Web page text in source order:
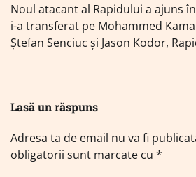
Noul atacant al Rapidului a ajuns
i-a transferat pe Mohammed
Ștefan Senciuc și Jason Kodor,
Lasă un răspuns
Adresa ta de email nu va fi
obligatorii sunt marcate cu *